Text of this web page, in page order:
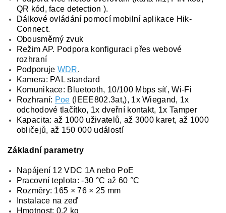
QR kód, face detection ).
Dálkové ovládání pomocí mobilní aplikace Hik-
Connect.
Obousměrný zvuk
Režim AP. Podpora konfiguraci přes webové
rozhraní
Podporuje WDR.
Kamera: PAL standard
Komunikace: Bluetooth, 10/100 Mbps síť, Wi-Fi
Rozhraní: Poe (IEEE802.3at,), 1x Wiegand, 1x
odchodové tlačítko, 1x dveřní kontakt, 1x Tamper
Kapacita: až 1000 uživatelů, až 3000 karet, až 1000
obličejů, až 150 000 událostí
Základní parametry
Napájení 12 VDC 1A nebo PoE
Pracovní teplota: -30 °C až 60 °C
Rozměry: 165 × 76 × 25 mm
Instalace na zeď
Hmotnost: 0,2 kg